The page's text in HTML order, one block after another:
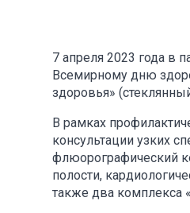
7 апреля 2023 года в
Всемирному дню
здоровья»
В рамках
консультации узких
флюорографический
полости,
также два комплекса